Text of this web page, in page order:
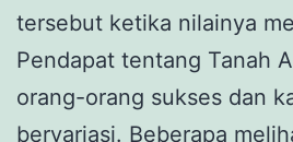
tersebut ketika nilainya
Pendapat tentang Tanah
orang-orang sukses dan
bervariasi. Beberapa